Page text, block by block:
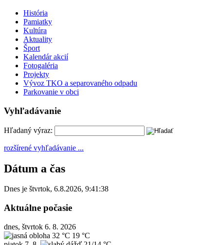
História
Pamiatky
Kultúra
Aktuality
Šport
Kalendár akcií
Fotogaléria
Projekty
Vývoz TKO a separovaného odpadu
Parkovanie v obci
Vyhľadávanie
Hľadaný výraz:
rozšírené vyhľadávanie ...
Dátum a čas
Dnes je štvrtok, 6.8.2026, 9:41:38
Aktuálne počasie
dnes, štvrtok 6. 8. 2026
32 °C 19 °C